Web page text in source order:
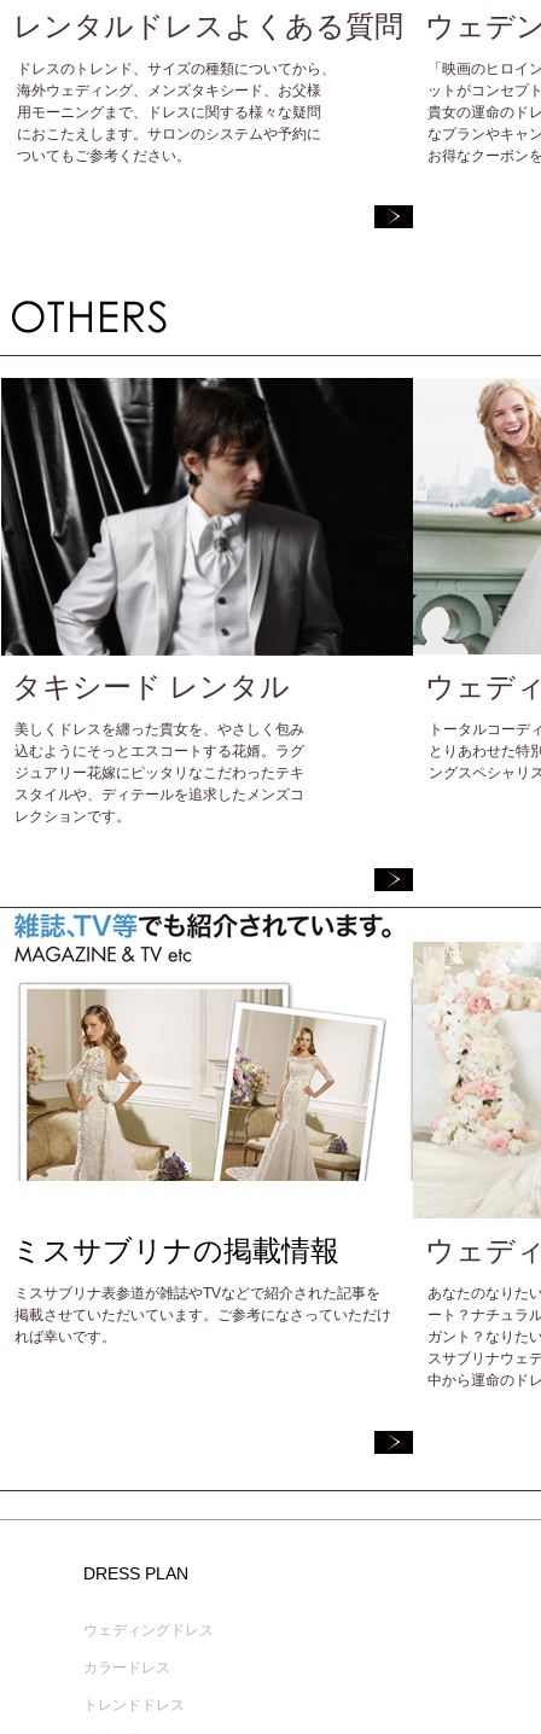
ドレスのトレンド、サイズの種類についてから、
海外ウェディング、メンズタキシード、お父様
用モーニングまで、ドレスに関する様々な疑問
におこたえします。サロンのシステムや予約に
ついてもご参考ください。
レンタルドレスよくある質問
ドレスのトレンド、サイズの種類についてから、
海外ウェディング、メンズタキシード、お父様
用モーニングまで、ドレスに関する様々な疑問
におこたえします。サロンのシステムや予約に
ついてもご参考ください。
ウェデ
「映画のヒロイ
ットがコンセプ
貴女の運命のド
なプランやキャ
お得なクーポン
タキシード レンタル
美しくドレスを纏った貴女を、やさしく包み
込むようにそっとエスコートする花婿。ラグ
ジュアリー花嫁にピッタリなこだわったテキ
スタイルや、ディテールを追求したメンズコ
レクションです。
ウェデ
トータルコーデ
とりあわせた特
ングスペシャリ
ミスサブリナの掲載情報
ミスサブリナ表参道が雑誌やTVなどで紹介された記事を
掲載させていただいています。ご参考になさっていただけ
れば幸いです。
あなたのなりた
ート？ナチュラ
ガント？なりた
スサブリナウェ
中から運命のド
ウェデ
DRESS PLAN
ウェディングドレス
カラードレス
トレンドドレス